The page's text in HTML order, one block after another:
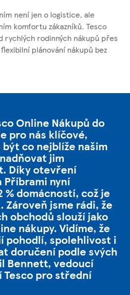
není jen o logistice, ale
komfortu zákazníků. Tesco
rychlých rodinných nákupů přes
plánování nákupů bez
Online Nákupů do
pro nás klíčové,
co nejblíže našim
jim
Díky otevření
Příbrami nyní
% domácností, což je
Zároveň jsme rádi, že
obchodů slouží jako
nákupy. Vidíme, že
pohodlí, spolehlivost i
doručení podle svých
Bennett, vedoucí
pro střední